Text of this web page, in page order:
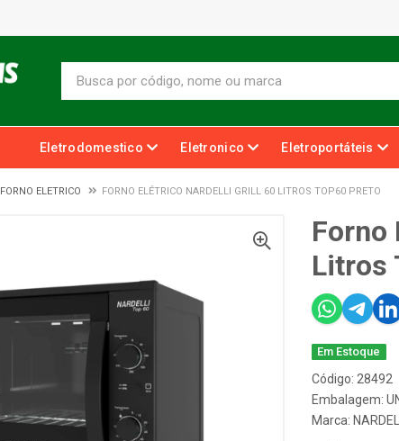
Eletrodomestico Eletronico Eletroportáteis
FORNO ELETRICO FORNO ELÉTRICO NARDELLI GRILL 60 LITROS TOP60 PRETO
Forno
Litros
Em Estoque
Código: 28492
Embalagem:
Marca: